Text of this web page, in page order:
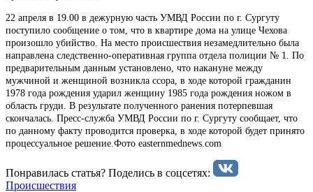
22 апреля в 19.00 в дежурную часть УМВД России по г. Сургуту
поступило сообщение о том, что в квартире дома на улице Чехова
произошло убийство. На место происшествия незамедлительно была
направлена следственно-оперативная группа отдела полиции № 1. По
предварительным данным установлено, что накануне между
мужчиной и женщиной возникла ссора, в ходе которой гражданин
1978 года рождения ударил женщину 1985 года рождения ножом в
область груди. В результате полученного ранения потерпевшая
скончалась. Пресс-служба УМВД России по г. Сургуту сообщает, что
по данному факту проводится проверка, в ходе которой будет принято
процессуальное решение.Фото easternmednews.com
Понравилась статья? Поделиcь в соцсетях:
Происшествия